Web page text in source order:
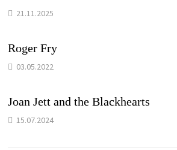
21.11.2025
Roger Fry
03.05.2022
Joan Jett and the Blackhearts
15.07.2024